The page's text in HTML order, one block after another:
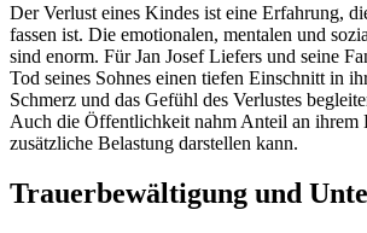
Der Verlust eines Kindes ist eine Erfahrung,
fassen ist. Die emotionalen, mentalen und
sind enorm. Für Jan Josef Liefers und seine
Tod seines Sohnes einen tiefen Einschnitt in
Schmerz und das Gefühl des Verlustes
Auch die Öffentlichkeit nahm Anteil an ihrem
zusätzliche Belastung darstellen kann.
Trauerbewältigung und